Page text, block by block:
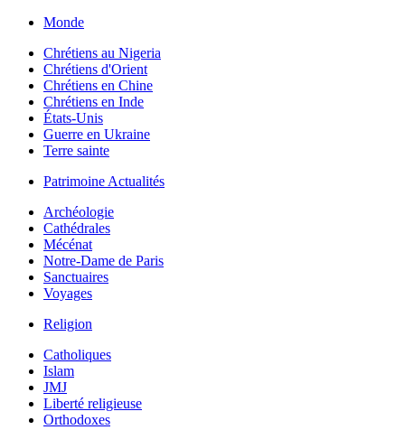
Monde
Chrétiens au Nigeria
Chrétiens d'Orient
Chrétiens en Chine
Chrétiens en Inde
États-Unis
Guerre en Ukraine
Terre sainte
Patrimoine Actualités
Archéologie
Cathédrales
Mécénat
Notre-Dame de Paris
Sanctuaires
Voyages
Religion
Catholiques
Islam
JMJ
Liberté religieuse
Orthodoxes